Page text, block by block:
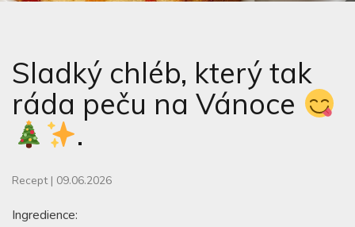
Sladký chléb, který tak
ráda peču na Vánoce
.
Recept | 09.06.2026
Ingredience: